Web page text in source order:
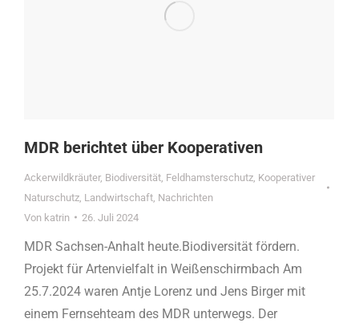
MDR berichtet über Kooperativen
Ackerwildkräuter, Biodiversität Feldhamsterschutz Kooperativer
Naturschutz Landwirtschaft Nachrichten
Von katrin 26. Juli 2024
MDR Sachsen-Anhalt heute.Biodiversität fördern.
Projekt für Artenvielfalt in Weißenschirmbach Am
25.7.2024 waren Antje Lorenz und Jens Birger mit
einem Fernsehteam des MDR unterwegs. Der